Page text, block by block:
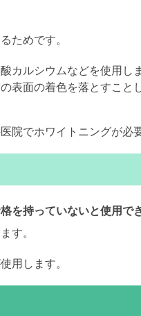
ためです。
カルシウムなどを使用し
表面の着色を落とすこと
院でホワイトニングが必
を持っていないと使用で
す。
用します。